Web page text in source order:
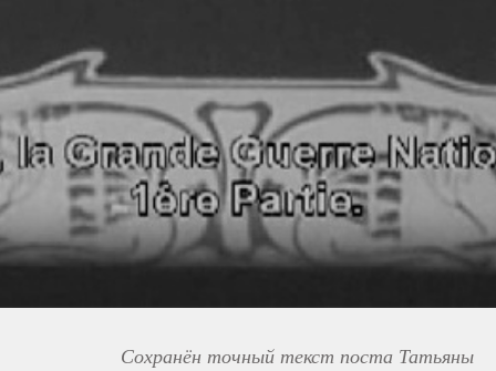
Сохранён точный текст поста Татьяны